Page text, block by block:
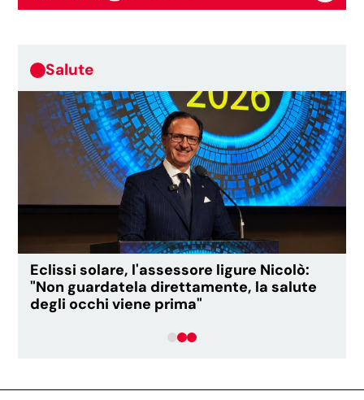
Salute
Eclissi solare, l'assessore ligure Nicolò:
"Non guardatela direttamente, la salute
degli occhi viene prima"